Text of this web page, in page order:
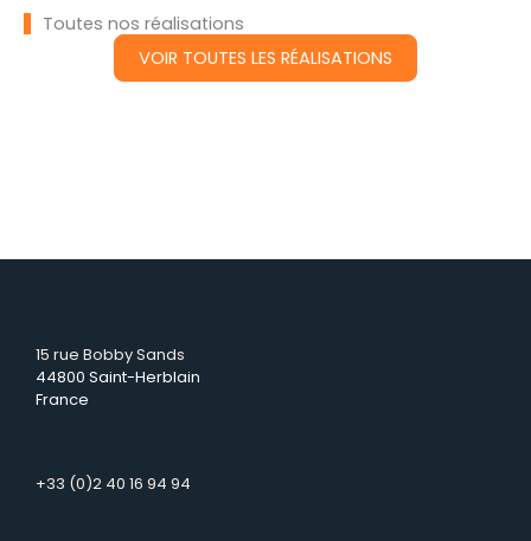
Toutes nos réalisations
VOIR TOUTES LES RÉALISATIONS
15 rue Bobby Sands
44800 Saint-Herblain
France
+33 (0)2 40 16 94 94